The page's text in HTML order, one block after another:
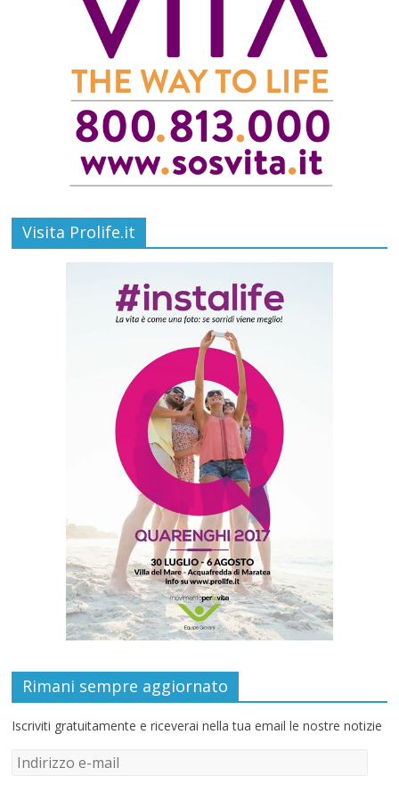
Visita Prolife.it
Rimani sempre aggiornato
Iscriviti gratuitamente e riceverai nella tua email le nostre notizie